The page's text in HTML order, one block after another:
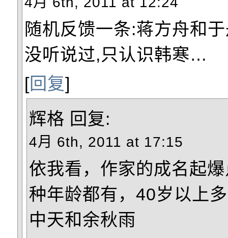
随机反馈一条:蒋方舟和
没听说过,只认识韩寒…
[回复]
辉格 回复:
4月 6th, 2011 at 17:15
依我看，作家的成名起
种年龄都有，40岁以上
中天和余秋雨